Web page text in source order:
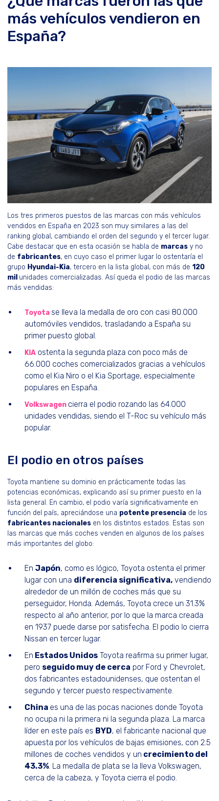
más vehículos vendieron en
España?
Los tres primeros puestos de las marcas con más vehículos
vendidos en España en 2023 son muy similares a las del
ranking global, cambiando el orden del segundo y el tercer lugar.
Cabe destacar que en esta ocasión se habla de marcas y no
de fabricantes, en cuyo caso el primer lugar lo ostentaría el
grupo Hyundai-Kia, tercero en la lista global, con más de 120
mil unidades comercializadas. Así queda el podio de las marcas
más vendidas:
Toyota se lleva la medalla de oro con casi 80.000
automóviles vendidos, trasladando a España su
primer puesto global.
KIA ostenta la segunda plaza con poco más de
66.000 coches comercializados gracias a vehículos
como el Kia Niro o el Kia Sportage, especialmente
populares en España.
Volkswagen cierra el podio rozando las 64.000
unidades vendidas, siendo el T-Roc su vehículo más
popular.
El podio en otros países
Toyota mantiene su dominio en prácticamente todas las
potencias económicas, explicando así su primer puesto en la
lista general. En cambio, el podio varía significativamente en
función del país, apreciándose una potente presencia de los
fabricantes nacionales en los distintos estados. Estas son
las marcas que más coches venden en algunos de los países
más importantes del globo:
En Japón, como es lógico, Toyota ostenta el primer
lugar con una diferencia significativa, vendiendo
alrededor de un millón de coches más que su
perseguidor, Honda. Además, Toyota crece un 31.3%
respecto al año anterior, por lo que la marca creada
en 1937 puede darse por satisfecha. El podio lo cierra
Nissan en tercer lugar.
En Estados Unidos Toyota reafirma su primer lugar,
pero seguido muy de cerca por Ford y Chevrolet,
dos fabricantes estadounidenses, que ostentan el
segundo y tercer puesto respectivamente.
China es una de las pocas naciones donde Toyota
no ocupa ni la primera ni la segunda plaza. La marca
líder en este país es BYD, el fabricante nacional que
apuesta por los vehículos de bajas emisiones, con 2.5
millones de coches vendidos y un crecimiento del
43.3%. La medalla de plata se la lleva Volkswagen,
cerca de la cabeza, y Toyota cierra el podio.